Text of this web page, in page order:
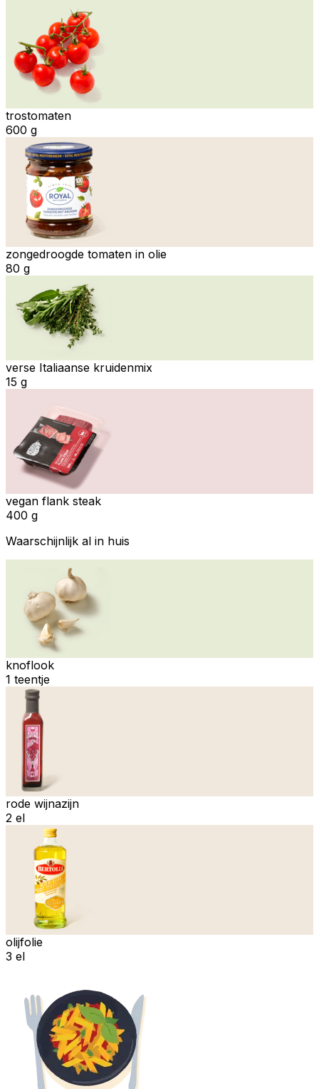
trostomaten
600 g
zongedroogde tomaten in olie
80 g
verse Italiaanse kruidenmix
15 g
vegan flank steak
400 g
Waarschijnlijk al in huis
knoflook
1 teentje
rode wijnazijn
2 el
olijfolie
3 el